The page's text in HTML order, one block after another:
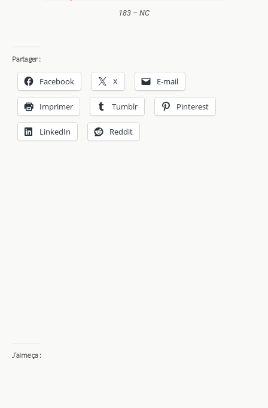
183 – NC
Partager :
Facebook X E-mail
Imprimer Tumblr Pinterest
LinkedIn Reddit
J’aime ça :